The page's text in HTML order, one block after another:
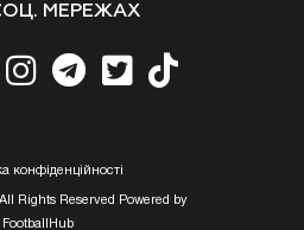
МЕРЕЖАХ
конфiденцiйностi
Rights Reserved Powered by
FootballHub